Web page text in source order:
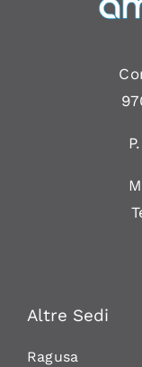
Altre Sedi
Ragusa